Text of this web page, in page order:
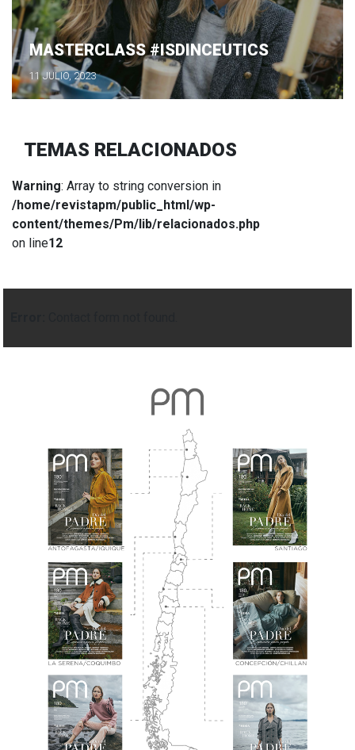
MASTERCLASS #ISDINCEUTICS
11 JULIO, 2023
TEMAS RELACIONADOS
Warning: Array to string conversion in
/home/revistapm/public_html/wp-
content/themes/Pm/lib/relacionados.php
on line12